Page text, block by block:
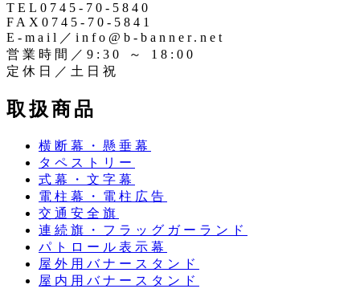
TEL0745-70-5840
FAX0745-70-5841
E-mail／info@b-banner.net
営業時間／9:30 ～ 18:00
定休日／土日祝
取扱商品
横断幕・懸垂幕
タペストリー
式幕・文字幕
電柱幕・電柱広告
交通安全旗
連続旗・フラッグガーランド
パトロール表示幕
屋外用バナースタンド
屋内用バナースタンド